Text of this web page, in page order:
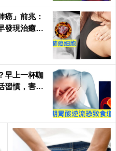
癌」前兆：
發現治癒率
早上一杯咖
習慣，害你